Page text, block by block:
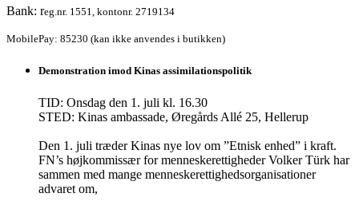
Bank: reg.nr. 1551, kontonr. 2719134
MobilePay: 85230 (kan ikke anvendes i butikken)
Demonstration imod Kinas assimilationspolitik
TID: Onsdag den 1. juli kl. 16.30
STED: Kinas ambassade, Øregårds Allé 25, Hellerup
Den 1. juli træder Kinas nye lov om ”Etnisk enhed” i kraft.
FN’s højkommissær for menneskerettigheder Volker Türk har
sammen med mange menneskerettighedsorganisationer
advaret om,